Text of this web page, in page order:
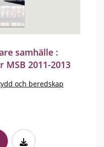
samhälle :
2011-2013
och beredskap